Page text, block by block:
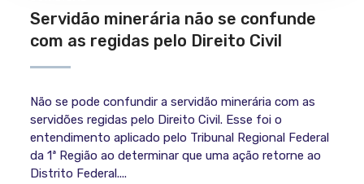
Servidão minerária não se confunde
com as regidas pelo Direito Civil
Não se pode confundir a servidão minerária com as
servidões regidas pelo Direito Civil. Esse foi o
entendimento aplicado pelo Tribunal Regional Federal
da 1ª Região ao determinar que uma ação retorne ao
Distrito Federal....